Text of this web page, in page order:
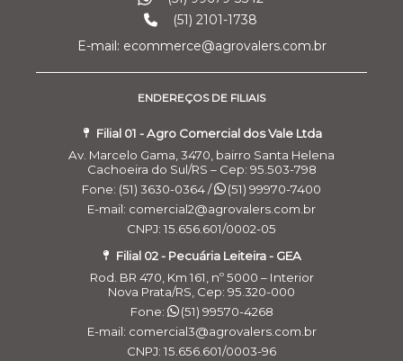
(51) 2101-1738
E-mail: ecommerce@agrovalers.com.br
ENDEREÇOS DE FILIAIS
Filial 01 - Agro Comercial dos Vale Ltda
Av. Marcelo Gama, 3470, bairro Santa Helena
Cachoeira do Sul/RS – Cep: 95.503-798
Fone: (51) 3630-0364 /
(51) 99970-7400
E-mail: comercial2@agrovalers.com.br
CNPJ: 15.656.601/0002-05
Filial 02 - Pecuária Leiteira - GEA
Rod. BR 470, Km 161, nº 5000 – Interior
Nova Prata/RS, Cep: 95.320-000
Fone:
(51) 99570-4268
E-mail: comercial3@agrovalers.com.br
CNPJ: 15.656.601/0003-96